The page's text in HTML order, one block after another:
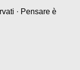
· Pensare è